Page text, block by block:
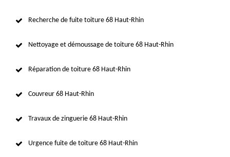
Recherche de fuite toiture 68 Haut-Rhin
Nettoyage et démoussage de toiture 68 Haut-Rhin
Réparation de toiture 68 Haut-Rhin
Couvreur 68 Haut-Rhin
Travaux de zinguerie 68 Haut-Rhin
Urgence fuite de toiture 68 Haut-Rhin